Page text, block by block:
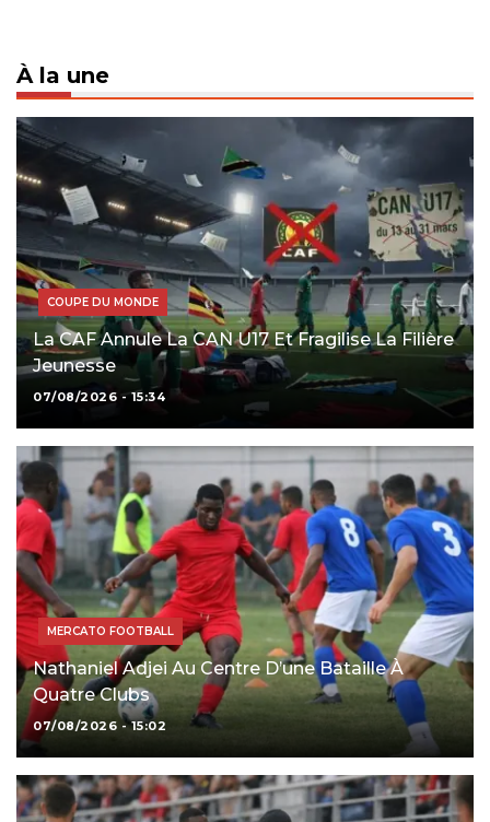
À la une
COUPE DU MONDE
La CAF Annule La CAN U17 Et Fragilise La Filière
Jeunesse
07/08/2026 - 15:34
MERCATO FOOTBALL
Nathaniel Adjei Au Centre D’une Bataille À
Quatre Clubs
07/08/2026 - 15:02